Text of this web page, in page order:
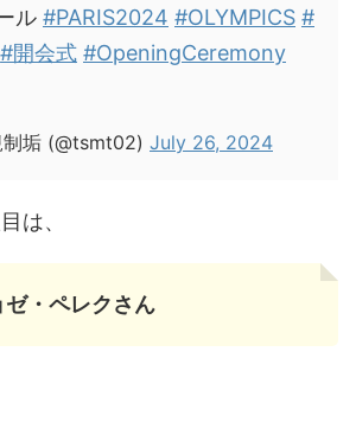
ル #PARIS2024 #OLYMPICS #
#開会式 #OpeningCeremony
垢 (@tsmt02) July 26, 2024
は、
・ペレクさん